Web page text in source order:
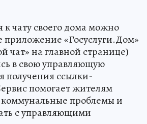
чату своего дома можно
приложение «Госуслуги.Дом»
чат» на главной странице)
в свою управляющую
получения ссылки-
помогает жителям
проблемы и
с управляющими